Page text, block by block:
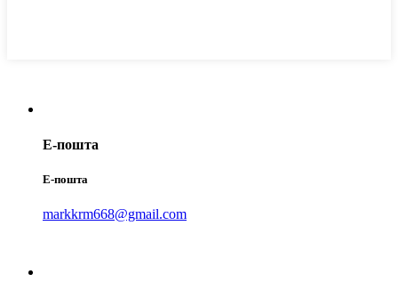
Е-пошта
Е-пошта
markkrm668@gmail.com